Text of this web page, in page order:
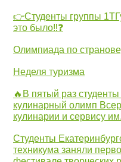
👉Студенты группы
это было‼❓
Олимпиада по
Неделя туризма
🔥В пятый раз
кулинарный олимп
кулинарии и сервису
Студенты
техникума заняли